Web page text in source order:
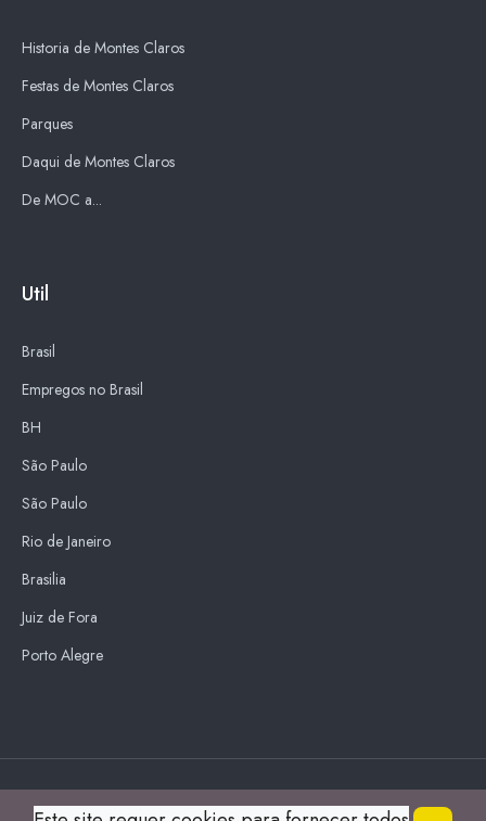
Historia de Montes Claros
Festas de Montes Claros
Parques
Daqui de Montes Claros
De MOC a...
Util
Brasil
Empregos no Brasil
BH
São Paulo
São Paulo
Rio de Janeiro
Brasilia
Juiz de Fora
Porto Alegre
Blue Sky